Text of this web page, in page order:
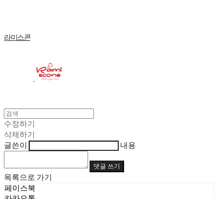
라미스콘
수정하기
삭제하기
글쓴이
내용
댓글 쓰기
목록으로 가기
페이스북